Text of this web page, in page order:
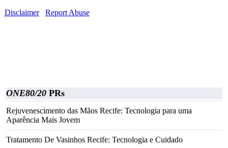
Disclaimer
Report Abuse
ONE80/20 PRs
Rejuvenescimento das Mãos Recife: Tecnologia para uma
Aparência Mais Jovem
Tratamento De Vasinhos Recife: Tecnologia e Cuidado